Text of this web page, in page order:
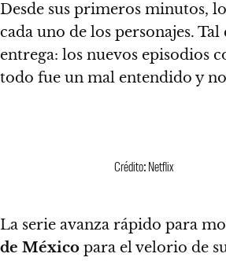
Desde sus primeros minutos,
cada uno de los personajes. Tal
entrega: los nuevos episodios
todo fue un mal entendido y
Crédito: Netflix
La serie avanza rápido para
de México para el velorio de